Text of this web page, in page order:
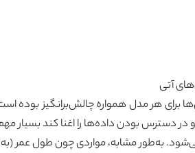
برای هر مدل همواره چالش‌برانگیز بوده
دسترس بودن داده‌ها را اغنا کند بسیار
به‌طور مشابه، مواردی چون طول عمر